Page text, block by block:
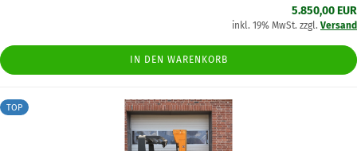
5.850,00 EUR
inkl. 19% MwSt. zzgl. Versand
IN DEN WARENKORB
TOP